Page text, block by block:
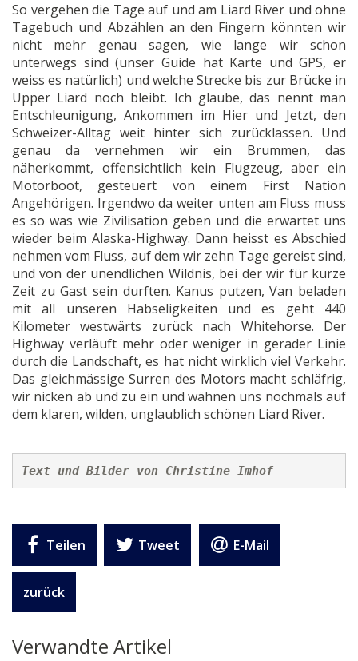
So vergehen die Tage auf und am Liard River und ohne
Tagebuch und Abzählen an den Fingern könnten wir
nicht mehr genau sagen, wie lange wir schon
unterwegs sind (unser Guide hat Karte und GPS, er
weiss es natürlich) und welche Strecke bis zur Brücke in
Upper Liard noch bleibt. Ich glaube, das nennt man
Entschleunigung, Ankommen im Hier und Jetzt, den
Schweizer-Alltag weit hinter sich zurücklassen. Und
genau da vernehmen wir ein Brummen, das
näherkommt, offensichtlich kein Flugzeug, aber ein
Motorboot, gesteuert von einem First Nation
Angehörigen. Irgendwo da weiter unten am Fluss muss
es so was wie Zivilisation geben und die erwartet uns
wieder beim Alaska-Highway. Dann heisst es Abschied
nehmen vom Fluss, auf dem wir zehn Tage gereist sind,
und von der unendlichen Wildnis, bei der wir für kurze
Zeit zu Gast sein durften. Kanus putzen, Van beladen
mit all unseren Habseligkeiten und es geht 440
Kilometer westwärts zurück nach Whitehorse. Der
Highway verläuft mehr oder weniger in gerader Linie
durch die Landschaft, es hat nicht wirklich viel Verkehr.
Das gleichmässige Surren des Motors macht schläfrig,
wir nicken ab und zu ein und wähnen uns nochmals auf
dem klaren, wilden, unglaublich schönen Liard River.
Text und Bilder von Christine Imhof
Teilen Tweet E-Mail
zurück
Verwandte Artikel